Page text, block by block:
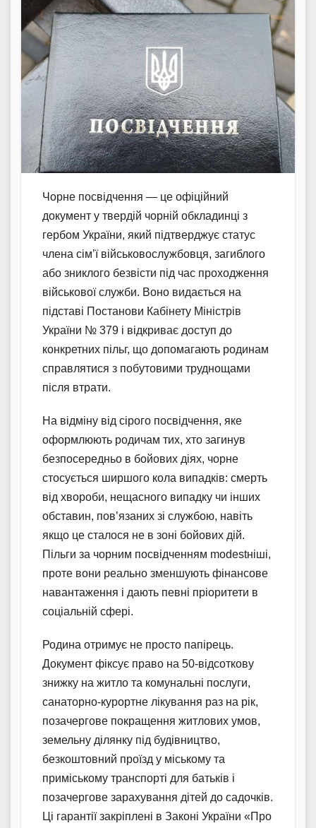
Чорне посвідчення — це офіційний
документ у твердій чорній обкладинці з
гербом України, який підтверджує статус
члена сім’ї військовослужбовця, загиблого
або зниклого безвісти під час проходження
військової служби. Воно видається на
підставі Постанови Кабінету Міністрів
України № 379 і відкриває доступ до
конкретних пільг, що допомагають родинам
справлятися з побутовими труднощами
після втрати.
На відміну від сірого посвідчення, яке
оформлюють родичам тих, хто загинув
безпосередньо в бойових діях, чорне
стосується ширшого кола випадків: смерть
від хвороби, нещасного випадку чи інших
обставин, пов’язаних зі службою, навіть
якщо це сталося не в зоні бойових дій.
Пільги за чорним посвідченням modestніші,
проте вони реально зменшують фінансове
навантаження і дають певні пріоритети в
соціальній сфері.
Родина отримує не просто папірець.
Документ фіксує право на 50-відсоткову
знижку на житло та комунальні послуги,
санаторно-курортне лікування раз на рік,
позачергове покращення житлових умов,
земельну ділянку під будівництво,
безкоштовний проїзд у міському та
приміському транспорті для батьків і
позачергове зарахування дітей до садочків.
Ці гарантії закріплені в Законі України «Про